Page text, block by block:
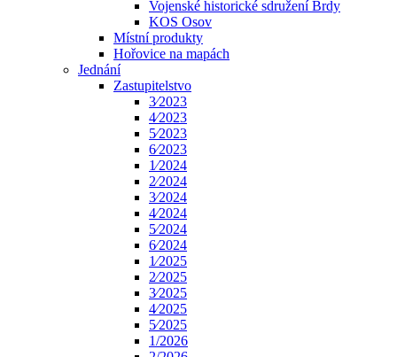
Vojenské historické sdružení Brdy
KOS Osov
Místní produkty
Hořovice na mapách
Jednání
Zastupitelstvo
3⁄2023
4⁄2023
5⁄2023
6⁄2023
1⁄2024
2⁄2024
3⁄2024
4⁄2024
5⁄2024
6⁄2024
1⁄2025
2⁄2025
3⁄2025
4⁄2025
5⁄2025
1/2026